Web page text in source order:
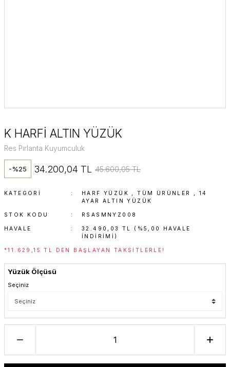
K HARFİ ALTIN YÜZÜK
Res Pırlanta Kuyumculuk
-%25 34.200,04 TL 45.600,05 TL
KATEGORI HARF YÜZÜK ,TÜM ÜRÜNLER
14
AYAR ALTIN YÜZÜK
STOK KODU RSASMNYZ008
HAVALE
32.490,03 TL (%5,00 HAVALE
INDIRIMI)
*11.629,15 TL DEN BAŞLAYAN TAKSITLERLE!
Yüzük Ölçüsü
Seçiniz